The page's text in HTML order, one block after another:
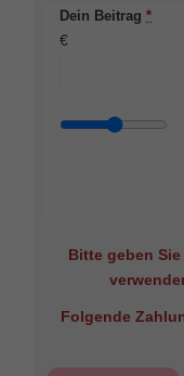
Dein Beitrag*
€
Bitte geben
Folgende